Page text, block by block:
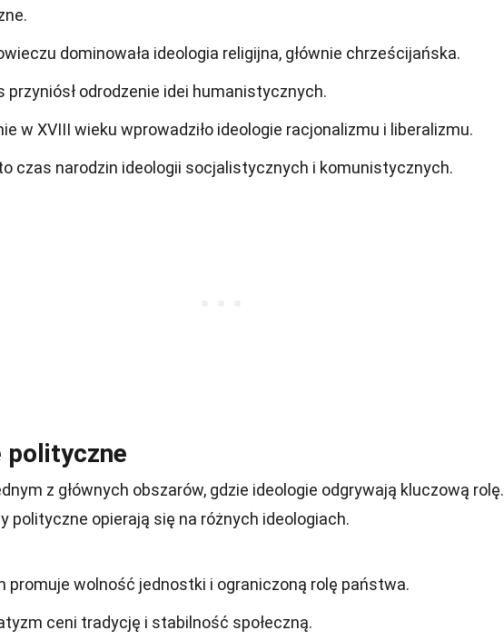
dominowała ideologia religijna, głównie chrześcijańska.
przyniósł odrodzenie idei humanistycznych.
w XVIII wieku wprowadziło ideologie racjonalizmu i liberalizmu.
czas narodzin ideologii socjalistycznych i komunistycznych.
polityczne
z głównych obszarów, gdzie ideologie odgrywają kluczową rolę.
polityczne opierają się na różnych ideologiach.
promuje wolność jednostki i ograniczoną rolę państwa.
ceni tradycję i stabilność społeczną.